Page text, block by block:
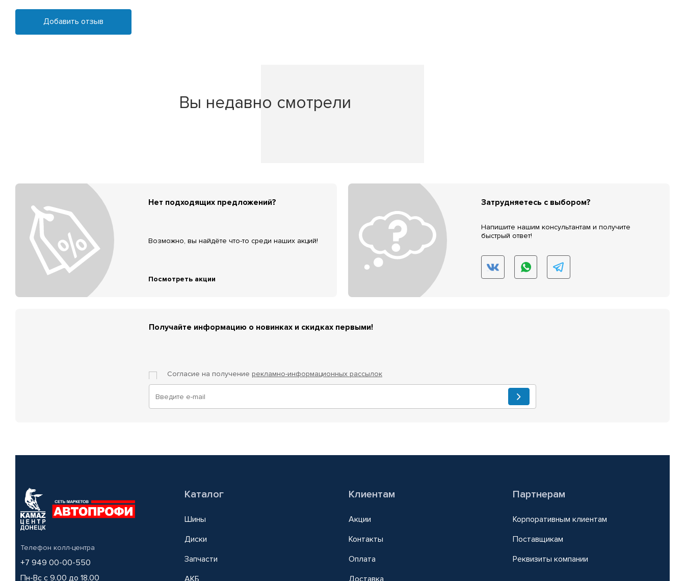
Добавить отзыв
Вы недавно смотрели
Нет подходящих предложений?
Возможно, вы найдёте что-то среди наших акций!
Посмотреть акции
Затрудняетесь с выбором?
Напишите нашим консультантам и получите
быстрый ответ!
Получайте информацию о новинках и скидках первыми!
Согласие на получение рекламно-информационных рассылок
Телефон колл-центра
+7 949 00-00-550
Пн-Вс с 9.00 до 18.00
Каталог
Шины
Диски
Запчасти
АКБ
Клиентам
Акции
Контакты
Оплата
Доставка
Партнерам
Корпоративным клиентам
Поставщикам
Реквизиты компании